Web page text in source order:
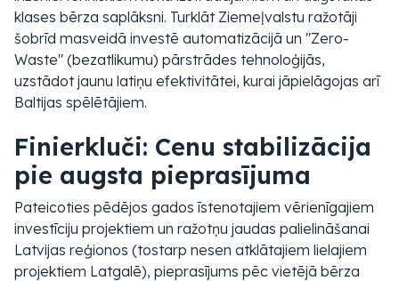
klases bērza saplāksni. Turklāt Ziemeļvalstu ražotāji
šobrīd masveidā investē automatizācijā un "Zero-
Waste" (bezatlikumu) pārstrādes tehnoloģijās,
uzstādot jaunu latiņu efektivitātei, kurai jāpielāgojas arī
Baltijas spēlētājiem.
Finierkluči: Cenu stabilizācija
pie augsta pieprasījuma
Pateicoties pēdējos gados īstenotajiem vērienīgajiem
investīciju projektiem un ražotņu jaudas palielināšanai
Latvijas reģionos (tostarp nesen atklātajiem lielajiem
projektiem Latgalē), pieprasījums pēc vietējā bērza